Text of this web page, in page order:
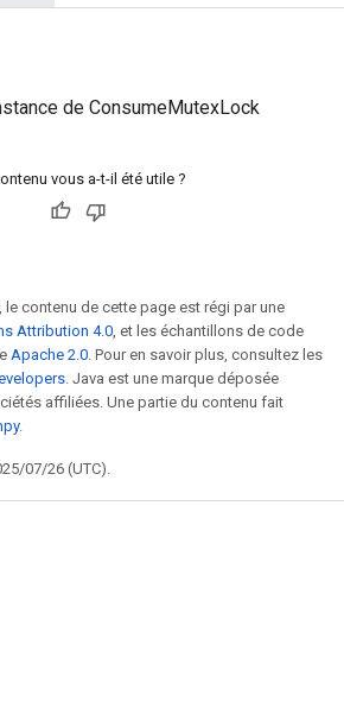
de ConsumeMutexLock
vous a-t-il été utile ?
contenu de cette page est régi par une
Attribution 4.0, et les échantillons de code
Apache 2.0. Pour en savoir plus, consultez les
. Java est une marque déposée
affiliées. Une partie du contenu fait
.
07/26 (UTC).